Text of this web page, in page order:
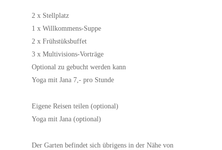
2 x Stellplatz
1 x Willkommens-Suppe
2 x Frühstüksbuffet
3 x Multivisions-Vorträge
Optional zu gebucht werden kann
Yoga mit Jana 7,- pro Stunde
Eigene Reisen teilen (optional)
Yoga mit Jana (optional)
Der Garten befindet sich übrigens in der Nähe von